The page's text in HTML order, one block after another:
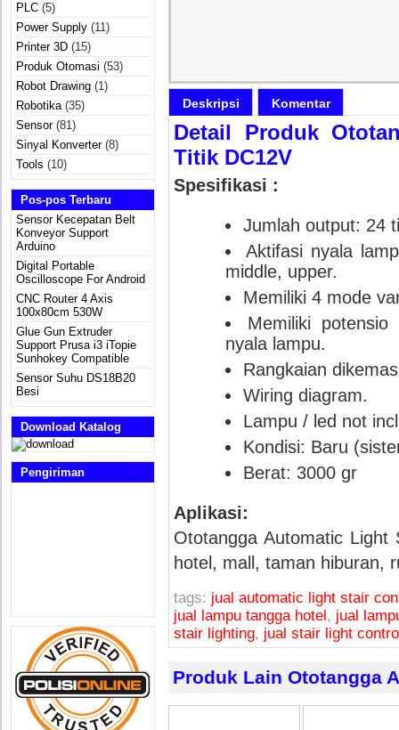
PLC (5)
Power Supply (11)
Printer 3D (15)
Produk Otomasi (53)
Robot Drawing (1)
Robotika(35)
Sensor(81)
Sinyal Konverter(8)
Tools (10)
Pos-pos Terbaru
Sensor Kecepatan Belt
Konveyor Support
Arduino
Digital Portable
Oscilloscope For Android
CNC Router 4 Axis
100x80cm 530W
Glue Gun Extruder
Support Prusa i3 iTopie
Sunhokey Compatible
Sensor Suhu DS18B20
Besi
Download Katalog
Pengiriman
Deskripsi Komentar
Detail Produk
Titik DC12V
Spesifikasi :
Jumlah output: 24
Aktifasi nyala
middle, upper.
Memiliki 4 mode
Memiliki
nyala lampu.
Rangkaian
Wiring diagram.
Lampu / led not
Kondisi: Baru
Berat: 3000 gr
Aplikasi:
Ototangga Automatic
hotel, mall, taman hiburan,
tags: jual automatic light stair
jual lampu tangga hotel, jual
stair lighting, jual stair light
Produk Lain Ototangga